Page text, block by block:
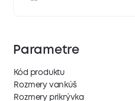
Parametre
Kód produktu
Rozmery vankúš
Rozmery prikrývka